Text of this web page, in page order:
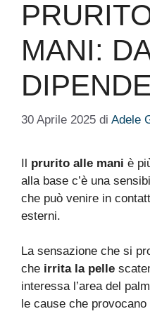
MANI:
30 Aprile 2025 di Adele
Il prurito alle mani è
alla base c’è una
che può venire in
esterni.
La sensazione che si
che irrita la pelle
interessa l’area del
le cause che